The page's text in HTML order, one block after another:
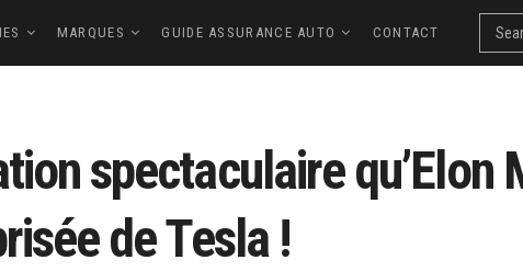
MARQUES GUIDE ASSURANCE AUTO CONTACT
spectaculaire qu’Elon
de Tesla !